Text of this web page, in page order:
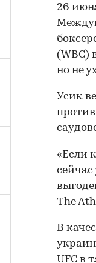
26
(WBC)
но не
Усик
«Если
The
В
UFC в